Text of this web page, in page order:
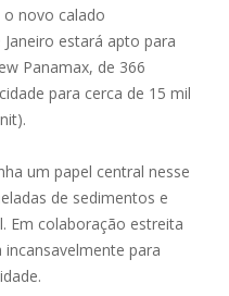
novo calado
estará apto para
Panamax, de 366
para cerca de 15 mil
um papel central nesse
de sedimentos e
Em colaboração estreita
para